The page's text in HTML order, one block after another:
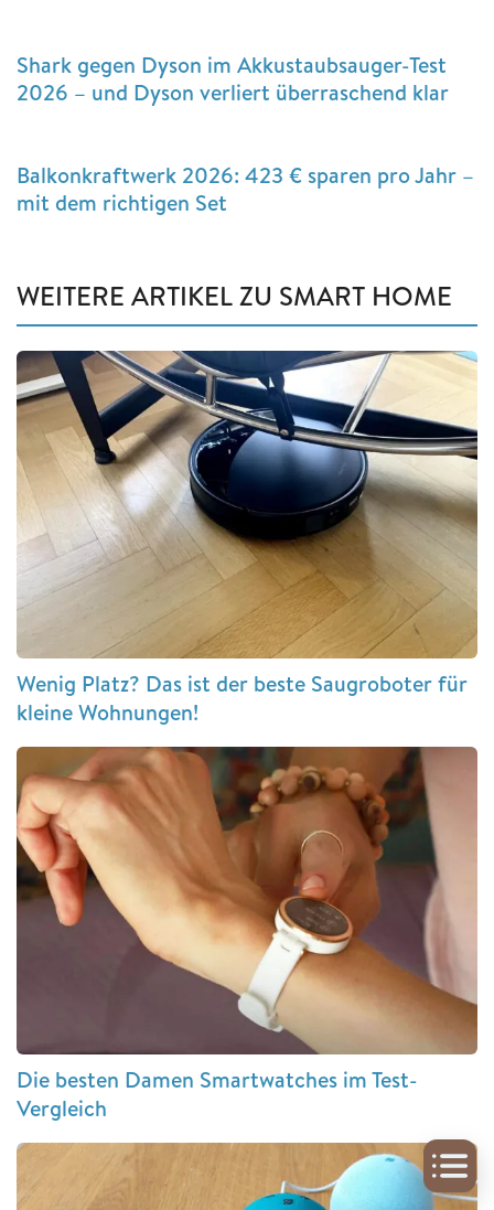
Shark gegen Dyson im Akkustaubsauger-Test
2026 – und Dyson verliert überraschend klar
Balkonkraftwerk 2026: 423 € sparen pro Jahr –
mit dem richtigen Set
WEITERE ARTIKEL ZU SMART HOME
Wenig Platz? Das ist der beste Saugroboter für
kleine Wohnungen!
Die besten Damen Smartwatches im Test-
Vergleich